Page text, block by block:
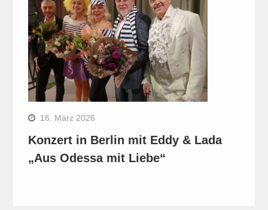
16. März 2026
Konzert in Berlin mit Eddy & Lada
„Aus Odessa mit Liebe“